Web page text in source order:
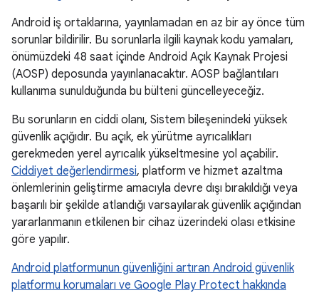
Android iş ortaklarına, yayınlamadan en az bir ay önce tüm
sorunlar bildirilir. Bu sorunlarla ilgili kaynak kodu yamaları,
önümüzdeki 48 saat içinde Android Açık Kaynak Projesi
(AOSP) deposunda yayınlanacaktır. AOSP bağlantıları
kullanıma sunulduğunda bu bülteni güncelleyeceğiz.
Bu sorunların en ciddi olanı, Sistem bileşenindeki yüksek
güvenlik açığıdır. Bu açık, ek yürütme ayrıcalıkları
gerekmeden yerel ayrıcalık yükseltmesine yol açabilir.
Ciddiyet değerlendirmesi, platform ve hizmet azaltma
önlemlerinin geliştirme amacıyla devre dışı bırakıldığı veya
başarılı bir şekilde atlandığı varsayılarak güvenlik açığından
yararlanmanın etkilenen bir cihaz üzerindeki olası etkisine
göre yapılır.
Android platformunun güvenliğini artıran Android güvenlik
platformu korumaları ve Google Play Protect hakkında